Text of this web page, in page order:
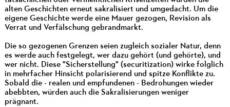
alten Geschichten erneut sakralisiert und umgedacht. Um die
eigene Geschichte werde eine Mauer gezogen, Revision als
Verrat und Verfälschung gebrandmarkt.
Die so gezogenen Grenzen seien zugleich sozialer Natur, denn
es werde auch festgelegt, wer dazu gehört (und gehörte), und
wer nicht. Diese "Sicherstellung" (securitization) wirke folglich
in mehrfacher Hinsicht polarisierend und spitze Konflikte zu.
Sobald die - realen und empfundenen - Bedrohungen wieder
abebbten, würden auch die Sakralisierungen weniger
prägnant.